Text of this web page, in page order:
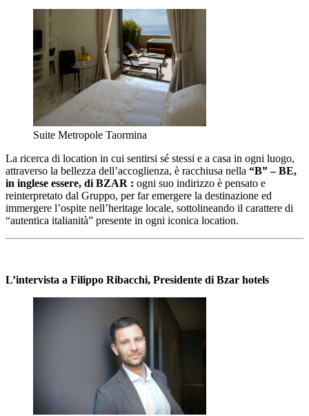
Suite Metropole Taormina
La ricerca di location in cui sentirsi sé stessi e a casa in ogni luogo,
attraverso la bellezza dell’accoglienza, è racchiusa nella “B” – BE,
in inglese essere, di BZAR : ogni suo indirizzo è pensato e
reinterpretato dal Gruppo, per far emergere la destinazione ed
immergere l’ospite nell’heritage locale, sottolineando il carattere di
“autentica italianità” presente in ogni iconica location.
L’intervista a Filippo Ribacchi, Presidente di Bzar hotels